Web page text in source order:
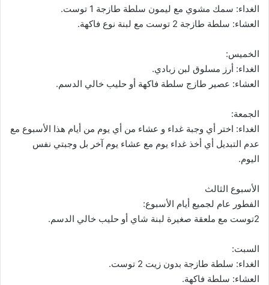
الغداء: سمك مشوي مع ليمون سلطة طازجة 1 توست.
العشاء: سلطة طازجة 2 توست مع لبنة نوع فاكهة.
الخميس:
الغداء: أرز مسلوق لبن زبادي.
العشاء: عصير طازج سلطة فاكهة أو حليب خالي الدسم.
الجمعة:
الغداء: اختر أي وجبة غداء و عشاء من أي يوم من أيام هذا الأسبوع مع
عدم التبديل أي أخذ غداء يوم مع عشاء يوم آخر بل وجبتي نفس
اليوم.
الأسبوع الثالث
الفطور عام لجميع أيام الأسبوع:
2توست مع ملعقة صغيرة لبنة شاي أو حليب خالي الدسم.
السبت:
الغداء: سلطة طازجة بدون زيت 2 توست.
العشاء: سلطة فاكهة.